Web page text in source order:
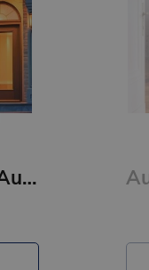
Strīdus ābols. Auroras Tīgārdenas mistērijas